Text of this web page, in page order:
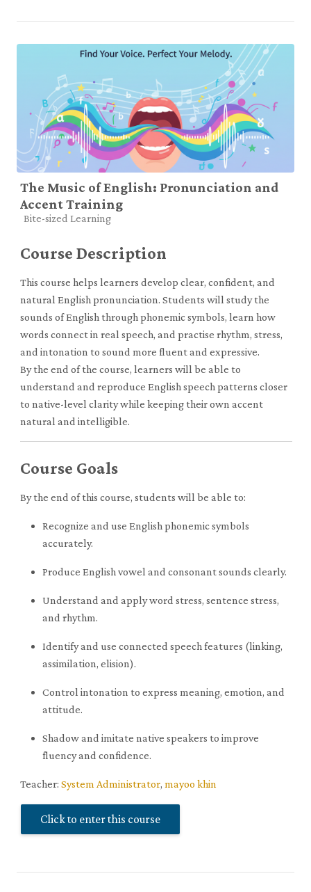
The Music of English: Pronunciation and
Accent Training
Course category
Bite-sized Learning
Course Description
This course helps learners develop clear, confident, and
natural English pronunciation. Students will study the
sounds of English through phonemic symbols, learn how
words connect in real speech, and practise rhythm, stress,
and intonation to sound more fluent and expressive.
By the end of the course, learners will be able to
understand and reproduce English speech patterns closer
to native-level clarity while keeping their own accent
natural and intelligible.
Course Goals
By the end of this course, students will be able to:
Recognize and use English phonemic symbols
accurately.
Produce English vowel and consonant sounds clearly.
Understand and apply word stress, sentence stress,
and rhythm.
Identify and use connected speech features (linking,
assimilation, elision).
Control intonation to express meaning, emotion, and
attitude.
Shadow and imitate native speakers to improve
fluency and confidence.
Teacher: System Administrator, mayoo khin
Click to enter this course